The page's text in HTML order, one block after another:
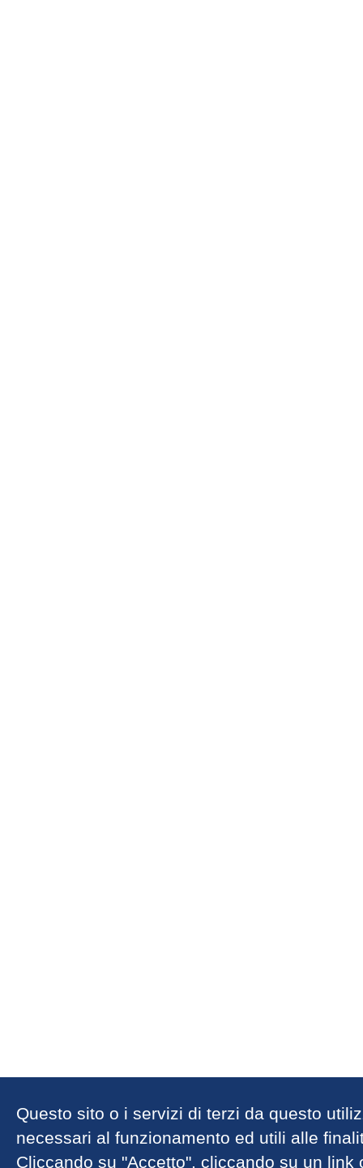
Questo sito o i servizi di terzi da questo
necessari al funzionamento ed utili alle
Cliccando su "Accetto", cliccando su un